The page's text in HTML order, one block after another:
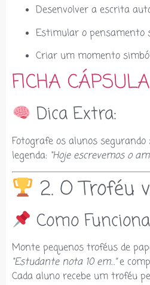
Desenvolver a escrita
Estimular o pensamento
Criar um momento
FICHA
Dica Extra:
Fotografe os alunos
legenda: “Hoje escrevemos o
2. O Troféu
Como
Monte pequenos troféus de
“Estudante nota 10 em…”e
Cada aluno recebe um troféu